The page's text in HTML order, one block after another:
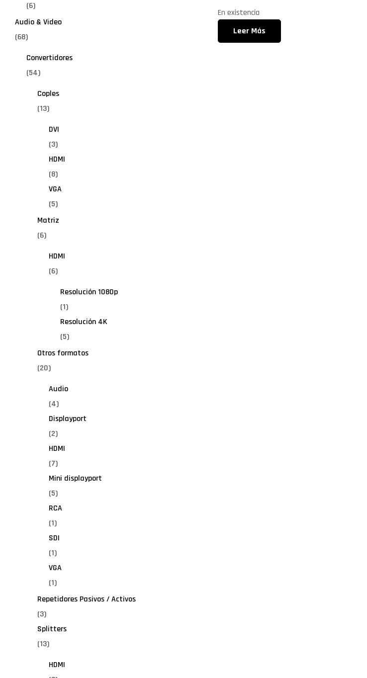
Availability:
En existencia
Leer Más
(6)
Audio & Video
(68)
Convertidores
(54)
Coples
(13)
DVI
(3)
HDMI
(8)
VGA
(5)
Matriz
(6)
HDMI
(6)
Resolución 1080p
(1)
Resolución 4K
(5)
Otros formatos
(20)
Audio
(4)
Displayport
(2)
HDMI
(7)
Mini displayport
(5)
RCA
(1)
SDI
(1)
VGA
(1)
Repetidores Pasivos / Activos
(3)
Splitters
(13)
HDMI